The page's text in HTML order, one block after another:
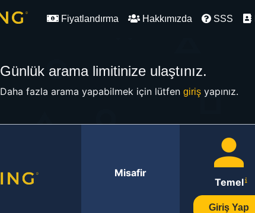
Fiyatlandırma Hakkımızda SSS
Günlük arama limitinize ulaştınız.
Daha fazla arama yapabilmek için lütfen girişyapınız.
Misafir
Temel
Giriş Yap